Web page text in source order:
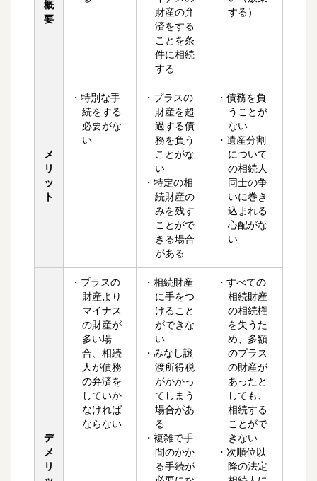
概
要
財産の弁
済をする
ことを条
件に相続
する
する）
メ
リ
ッ
ト
・特別な手
続をする
必要がな
い
・プラスの
財産を超
過する債
務を負う
ことがな
い
・特定の相
続財産の
みを残す
ことがで
きる場合
がある
・債務を負
うことが
ない
・遺産分割
について
の相続人
同士の争
いに巻き
込まれる
心配がな
い
デ
メ
リ
・プラスの
財産より
マイナス
の財産が
多い場
合、相続
人が債務
の弁済を
していか
なければ
ならない
・相続財産
に手をつ
けること
ができな
い
・みなし譲
渡所得税
がかかっ
てしまう
場合があ
る
・複雑で手
間のかか
る手続が
・すべての
相続財産
の相続権
を失うた
め、多額
のプラス
の財産が
あったと
しても、
相続する
ことがで
きない
・次順位以
降の法定